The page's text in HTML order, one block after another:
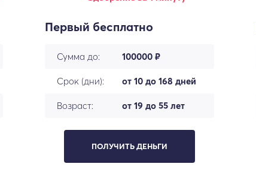
Первый бесплатно
Сумма до: 100000 ₽
Срок (дни): от 10 до 168 дней
Возраст: от 19 до 55 лет
ПОЛУЧИТЬ ДЕНЬГИ